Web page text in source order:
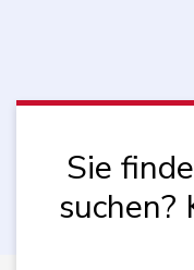
Sie
suchen?